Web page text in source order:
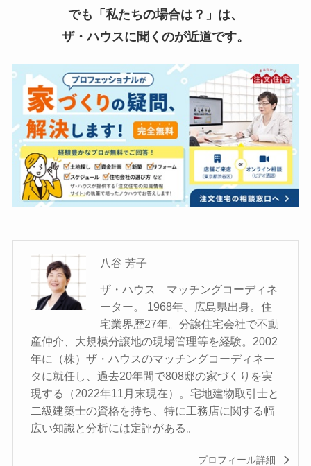
でも「私たちの場合は？」は、
ザ・ハウスに聞くのが近道です。
八谷 芳子
ザ・ハウス マッチングコーディネ
ーター。 1968年、広島県出身。住
宅業界歴27年。分譲住宅会社で不動
産仲介、大規模分譲地の現場管理等を経験。2002
年に（株）ザ・ハウスのマッチングコーディネー
タに就任し、過去20年間で808邸の家づくりを実
現する（2022年11月末現在）。宅地建物取引士と
二級建築士の資格を持ち、特に工務店に関する幅
広い知識と分析には定評がある。
プロフィール詳細